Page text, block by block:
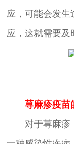
应，可能会发生
应，这就需要及
荨麻疹疫苗
对于荨麻疹，